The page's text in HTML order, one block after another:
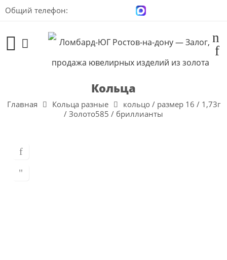
Общий телефон:
Кольца
Главная Кольца разные
кольцо / размер 16 / 1,73г
/ Золото585 / бриллианты